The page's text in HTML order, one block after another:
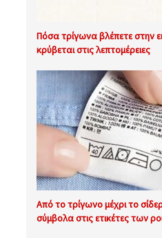
Πόσα τρίγωνα βλέπετε στην
κρύβεται στις λεπτομέρειες
Από το τρίγωνο μέχρι το
σύμβολα στις ετικέτες των